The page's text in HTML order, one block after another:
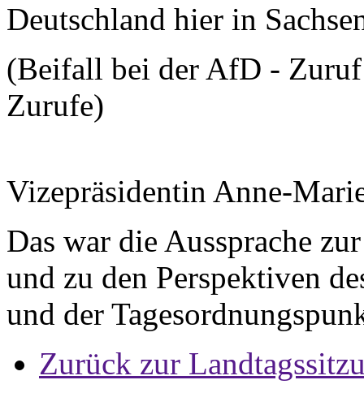
Deutschland hier in
(Beifall bei der AfD -
Zurufe)
Vizepräsidentin Anne-
Das war die Aussprache
und zu den Perspektiven
und der
Zurück zur